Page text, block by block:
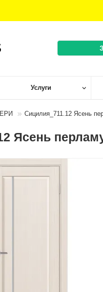
Услуги
Сицилия_711.12 Ясень
Ясень